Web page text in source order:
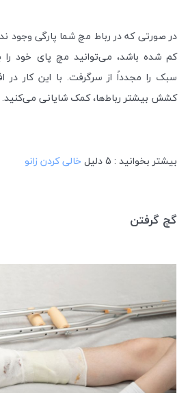
در صورتی که در رباط مچ شما پارگی وجود
کم شده باشد، می‌توانید مچ پای خود را
سبک را مجدداً از سرگرفت. با این کار در
کشش بیشتر رباط‌ها، کمک شایانی می‌کنید.
بیشتر بخوانید : 5 دلیل خالی کردن زانو
گچ گرفتن